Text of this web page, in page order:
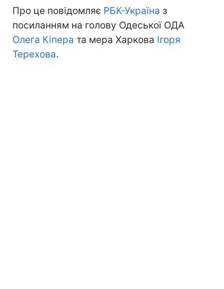
Про це повідомляє РБК-Україна з
посиланням на голову Одеської ОДА
Олега Кіпера та мера Харкова Ігоря
Терехова.